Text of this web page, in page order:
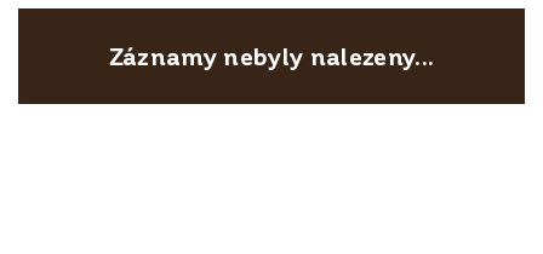
Záznamy nebyly nalezeny...